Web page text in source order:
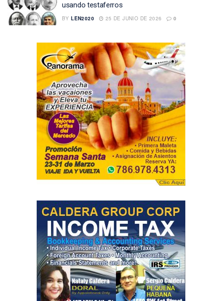
usando testaferros
BY LEN2020 25 DE JUNIO DE 2026 0